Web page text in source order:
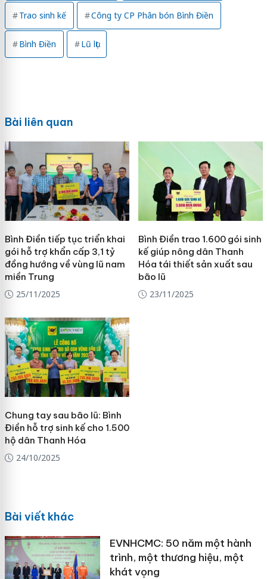
Trao sinh kế Công ty CP Phân bón Bình Điền
Bình Điền Lũ lụt
Bài liên quan
Bình Điền tiếp tục triển khai
gói hỗ trợ khẩn cấp 3,1 tỷ
đồng hướng về vùng lũ nam
miền Trung
25/11/2025
Bình Điền trao 1.600 gói sinh
kế giúp nông dân Thanh
Hóa tái thiết sản xuất sau
bão lũ
23/11/2025
Chung tay sau bão lũ: Bình
Điền hỗ trợ sinh kế cho 1.500
hộ dân Thanh Hóa
24/10/2025
Bài viết khác
EVNHCMC: 50 năm một hành
trình, một thương hiệu, một
khát vọng